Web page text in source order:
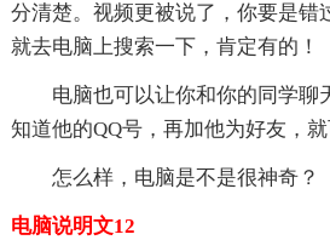
分清楚。视频更被说了，你要是错
就去电脑上搜索一下，肯定有的！
电脑也可以让你和你的同学聊
知道他的QQ号，再加他为好友，就
怎么样，电脑是不是很神奇？
电脑说明文12